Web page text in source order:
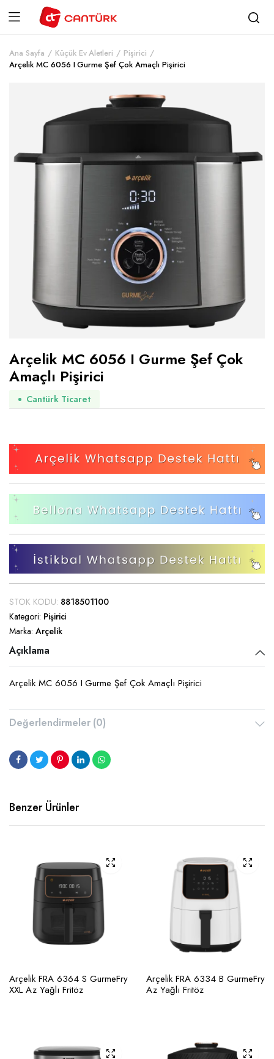
Ana Sayfa Küçük Ev Aletleri
Pişirici
Arçelik MC 6056 I Gurme Şef Çok Amaçlı Pişirici
Arçelik MC 6056 I Gurme Şef Çok
Amaçlı Pişirici
Cantürk Ticaret
STOK KODU: 8818501100
Kategori: Pişirici
Marka: Arçelik
Açıklama
Arçelik MC 6056 I Gurme Şef Çok Amaçlı Pişirici
Değerlendirmeler (0)
Benzer Ürünler
Arçelik FRA 6364 S GurmeFry
XXL Az Yağlı Fritöz
Arçelik FRA 6334 B GurmeFry
Az Yağlı Fritöz